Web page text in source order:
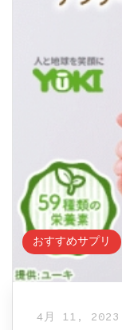
おすすめサプリ
4月 11, 2023